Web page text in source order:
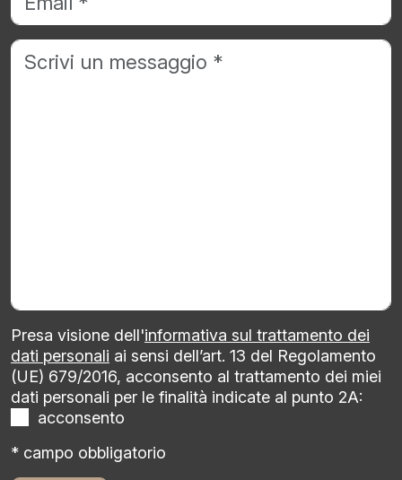
Presa visione dell'informativa sul trattamento dei
dati personali ai sensi dell’art. 13 del Regolamento
(UE) 679/2016, acconsento al trattamento dei miei
dati personali per le finalità indicate al punto 2A:
acconsento
* campo obbligatorio